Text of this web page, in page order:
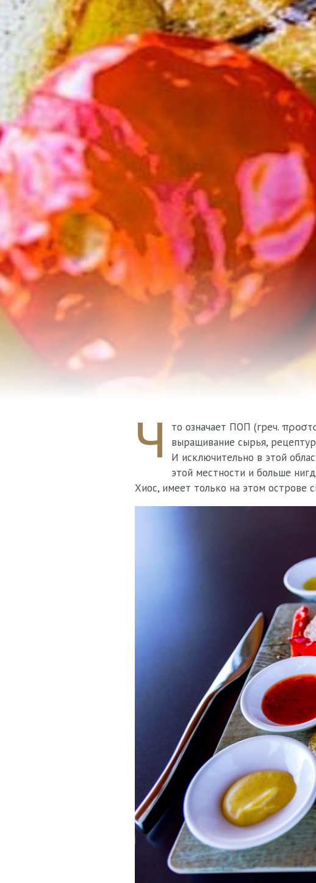
Ч
то означает ПОП (греч.
выращивание сырья,
И исключительно в этой
этой местности и больше
Хиос, имеет только на этом острове